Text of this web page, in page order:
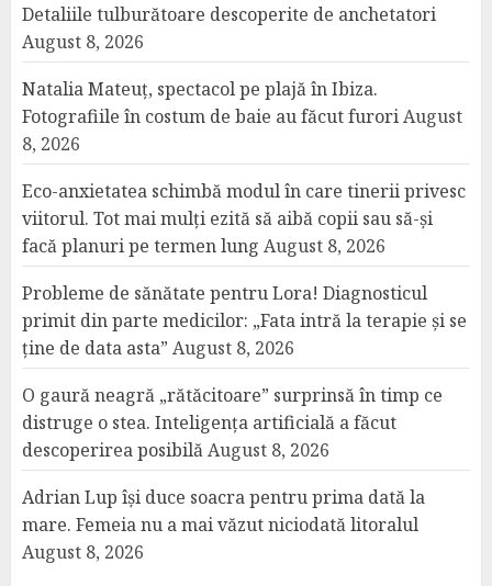
Detaliile tulburătoare descoperite de anchetatori
August 8, 2026
Natalia Mateuț, spectacol pe plajă în Ibiza.
Fotografiile în costum de baie au făcut furoriAugust
8, 2026
Eco-anxietatea schimbă modul în care tinerii privesc
viitorul. Tot mai mulți ezită să aibă copii sau să-și
facă planuri pe termen lung August 8, 2026
Probleme de sănătate pentru Lora! Diagnosticul
primit din parte medicilor: „Fata intră la terapie și se
ține de data asta” August 8, 2026
O gaură neagră „rătăcitoare” surprinsă în timp ce
distruge o stea. Inteligența artificială a făcut
descoperirea posibilăAugust 8, 2026
Adrian Lup își duce soacra pentru prima dată la
mare. Femeia nu a mai văzut niciodată litoralul
August 8, 2026